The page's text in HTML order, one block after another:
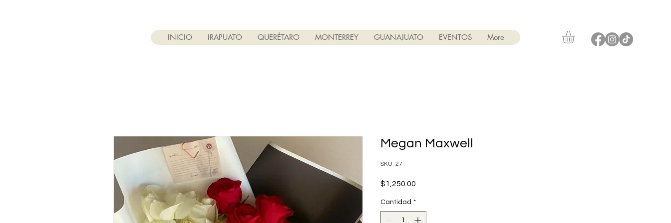
INICIO IRAPUATO QUERÉTARO MONTERREY GUANAJUATO EVENTOS More
Megan Maxwell
SKU: 27
$1,250.00
Cantidad *